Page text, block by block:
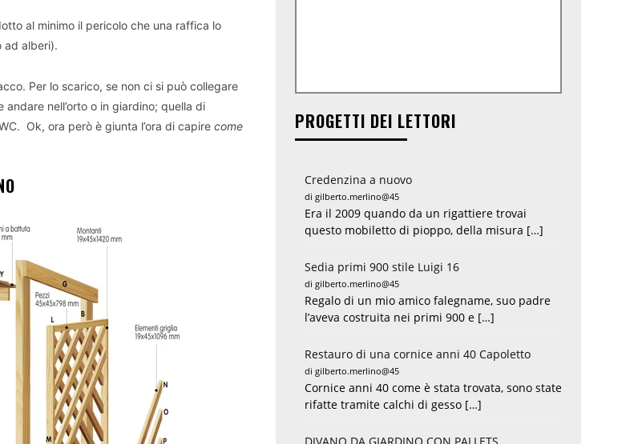
al minimo il pericolo che una raffica lo
ad alberi).
Per lo scarico, se non ci si può collegare
nell’orto o in giardino; quella di
Ok, ora però è giunta l’ora di capire come
PROGETTI DEI LETTORI
Credenzina a nuovo
di gilberto.merlino@45
Era il 2009 quando da un rigattiere trovai
questo mobiletto di pioppo, della misura […]
Sedia primi 900 stile Luigi 16
di gilberto.merlino@45
Regalo di un mio amico falegname, suo padre
l’aveva costruita nei primi 900 e […]
Restauro di una cornice anni 40 Capoletto
di gilberto.merlino@45
Cornice anni 40 come è stata trovata, sono state
rifatte tramite calchi di gesso […]